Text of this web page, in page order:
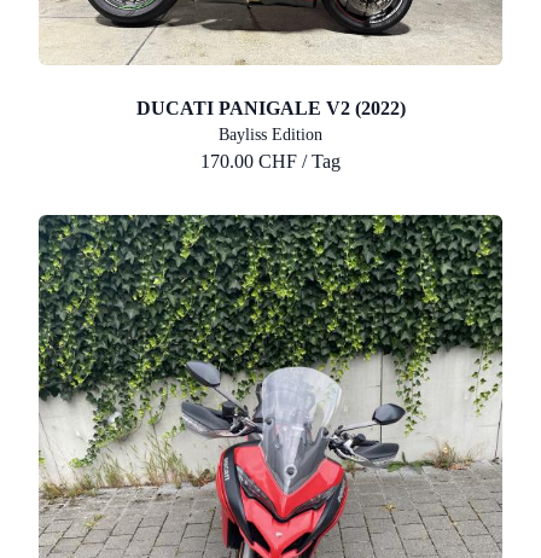
DUCATI PANIGALE V2 (2022)
Bayliss Edition
170.00 CHF / Tag